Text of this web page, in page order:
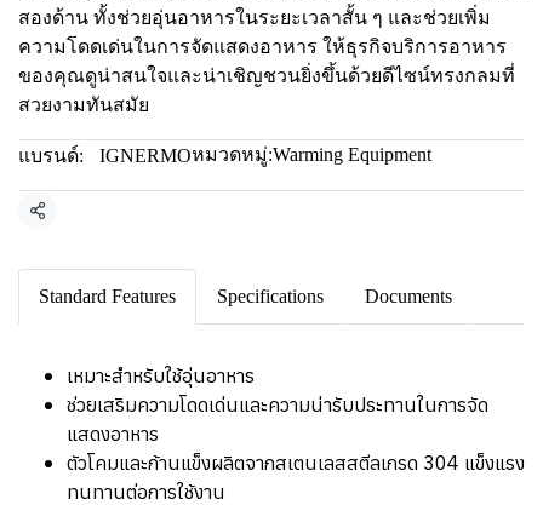
สองด้าน ทั้งช่วยอุ่นอาหารในระยะเวลาสั้น ๆ และช่วยเพิ่ม
ความโดดเด่นในการจัดแสดงอาหาร ให้ธุรกิจบริการอาหาร
ของคุณดูน่าสนใจและน่าเชิญชวนยิ่งขึ้นด้วยดีไซน์ทรงกลมที่
สวยงามทันสมัย
แบรนด์: IGNERMOหมวดหมู่:Warming Equipment
แชร์
Standard Features Specifications Documents
เหมาะสำหรับใช้อุ่นอาหาร
ช่วยเสริมความโดดเด่นและความน่ารับประทานในการจัด
แสดงอาหาร
ตัวโคมและก้านแข็งผลิตจากสเตนเลสสตีลเกรด 304 แข็งแรง
ทนทานต่อการใช้งาน